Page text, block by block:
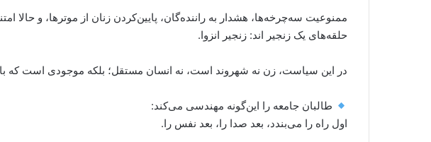
ممنوعیت سه‌چرخه‌ها، هشدار به راننده‌گان، پایین‌کردن زنان از موترها، و حالا
حلقه‌های یک زنجیر اند: زنجیر انزوا.
در این سیاست، زن نه شهروند است، نه انسان مستقل؛ بلکه موجودی است که
طالبان جامعه را این‌گونه مهندسی می‌کند:
اول راه را می‌بندد، بعد صدا را، بعد نفس را.